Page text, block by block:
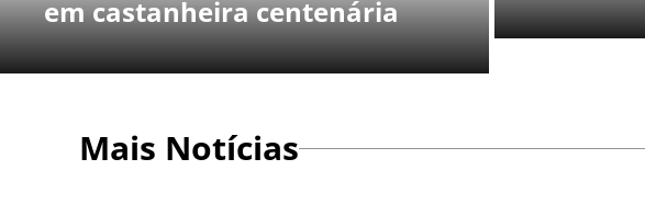
em castanheira centenária
Mais Notícias